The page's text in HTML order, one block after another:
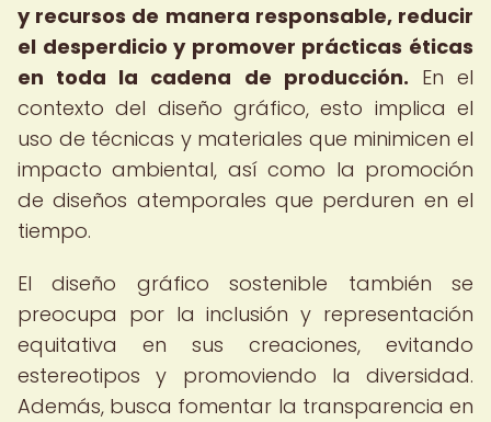
y recursos de manera responsable, reducir
el desperdicio y promover prácticas éticas
en toda la cadena de producción. En el
contexto del diseño gráfico, esto implica el
uso de técnicas y materiales que minimicen el
impacto ambiental, así como la promoción
de diseños atemporales que perduren en el
tiempo.
El diseño gráfico sostenible también se
preocupa por la inclusión y representación
equitativa en sus creaciones, evitando
estereotipos y promoviendo la diversidad.
Además, busca fomentar la transparencia en